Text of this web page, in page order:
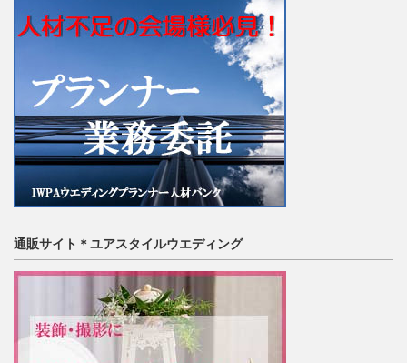
通販サイト＊ユアスタイルウエディング